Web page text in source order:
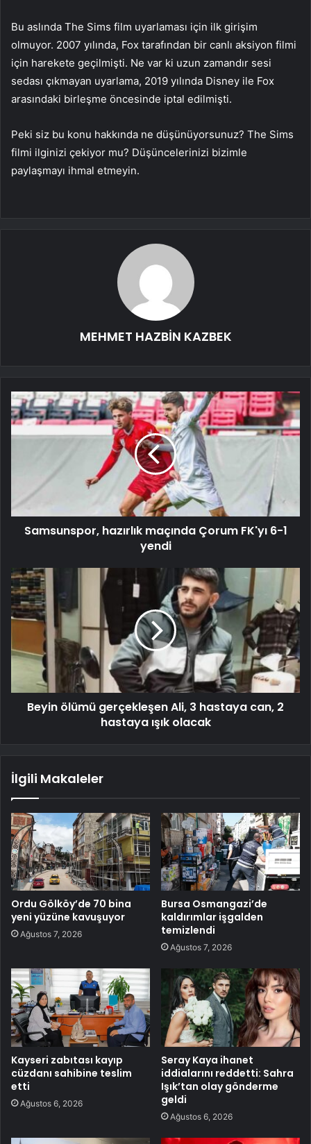
Bu aslında The Sims film uyarlaması için ilk girişim
olmuyor. 2007 yılında, Fox tarafından bir canlı aksiyon filmi
için harekete geçilmişti. Ne var ki uzun zamandır sesi
sedası çıkmayan uyarlama, 2019 yılında Disney ile Fox
arasındaki birleşme öncesinde iptal edilmişti.
Peki siz bu konu hakkında ne düşünüyorsunuz? The Sims
filmi ilginizi çekiyor mu? Düşüncelerinizi bizimle
paylaşmayı ihmal etmeyin.
MEHMET HAZBİN KAZBEK
Samsunspor, hazırlık maçında Çorum FK'yı 6-1
yendi
Beyin ölümü gerçekleşen Ali, 3 hastaya can, 2
hastaya ışık olacak
İlgili Makaleler
Ordu Gölköy’de 70 bina
yeni yüzüne kavuşuyor
Ağustos 7, 2026
Bursa Osmangazi’de
kaldırımlar işgalden
temizlendi
Ağustos 7, 2026
Kayseri zabıtası kayıp
cüzdanı sahibine teslim
etti
Ağustos 6, 2026
Seray Kaya ihanet
iddialarını reddetti: Sahra
Işık’tan olay gönderme
geldi
Ağustos 6, 2026